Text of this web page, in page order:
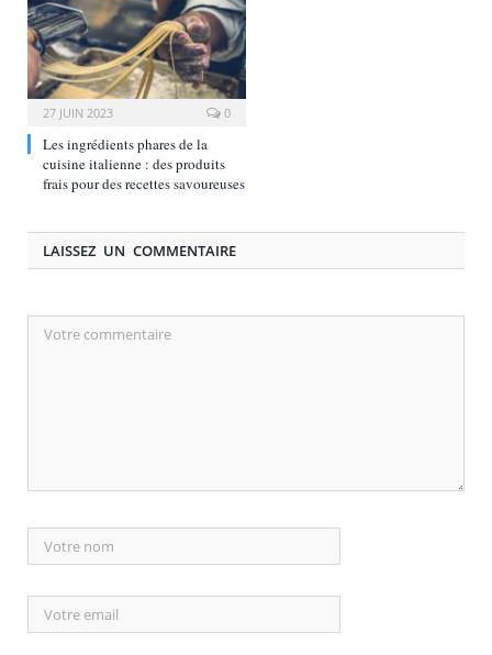
27 JUIN 2023 0
Les ingrédients phares de la
cuisine italienne : des produits
frais pour des recettes savoureuses
LAISSEZ UN COMMENTAIRE